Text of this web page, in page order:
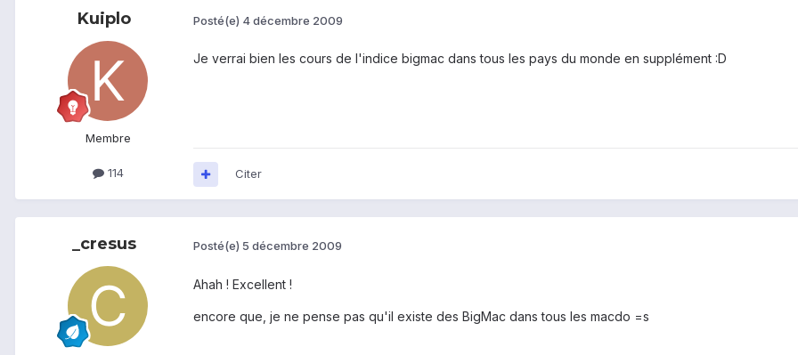
Kuiplo
Membre
114
Posté(e) 4 décembre 2009
Je verrai bien les cours de l'indice bigmac dans tous les pays du monde en supplément :D
Citer
_cresus Posté(e) 5 décembre 2009
Ahah ! Excellent !
encore que, je ne pense pas qu'il existe des BigMac dans tous les macdo =s